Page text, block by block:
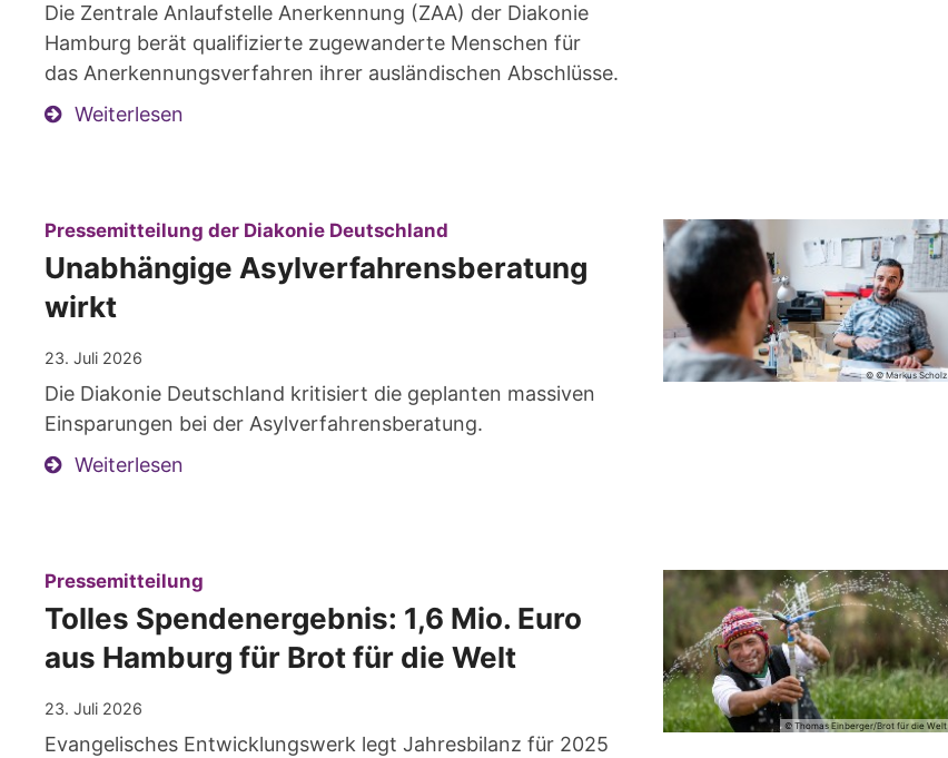
Die Zentrale Anlaufstelle Anerkennung (ZAA) der Diakonie
Hamburg berät qualifizierte zugewanderte Menschen für
das Anerkennungsverfahren ihrer ausländischen Abschlüsse.
Weiterlesen
© © Markus Scholz
Pressemitteilung der Diakonie Deutschland
Unabhängige Asylverfahrensberatung
wirkt
23. Juli 2026
Die Diakonie Deutschland kritisiert die geplanten massiven
Einsparungen bei der Asylverfahrensberatung.
Weiterlesen
© Thomas Einberger/Brot für die Welt
Pressemitteilung
Tolles Spendenergebnis: 1,6 Mio. Euro
aus Hamburg für Brot für die Welt
23. Juli 2026
Evangelisches Entwicklungswerk legt Jahresbilanz für 2025